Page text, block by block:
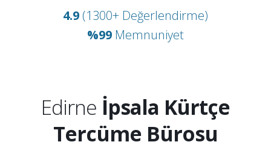
4.9 (1300+ Değerlendirme)
%99 Memnuniyet
Edirne İpsala Kürtçe
Tercüme Bürosu